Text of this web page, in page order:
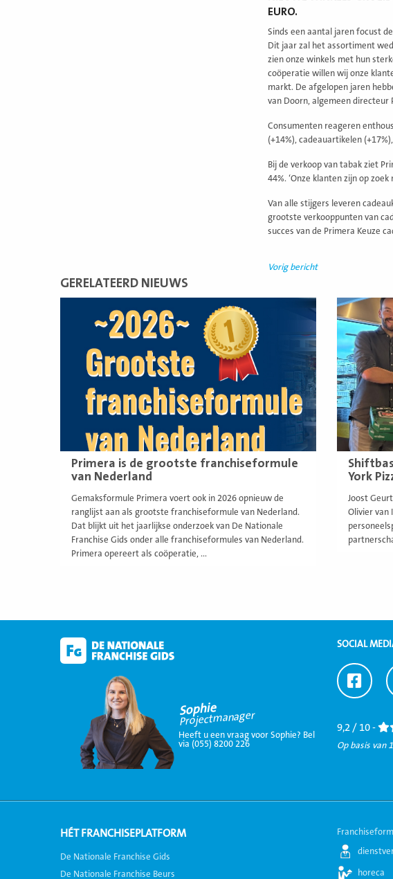
EURO.
Sinds een aantal jaren focust
Dit jaar zal het assortiment
zien onze winkels met hun
coöperatie willen wij onze
markt. De afgelopen jaren
van Doorn, algemeen directeur
Consumenten reageren
(+14%), cadeauartikelen
Bij de verkoop van tabak ziet
44%. ‘Onze klanten zijn op
Van alle stijgers leveren
grootste verkooppunten van
succes van de Primera Keuze
Vorig bericht
GERELATEERD NIEUWS
Primera is de grootste franchiseformule
van Nederland
Gemaksformule Primera voert ook in 2026 opnieuw de
ranglijst aan als grootste franchiseformule van Nederland.
Dat blijkt uit het jaarlijkse onderzoek van De Nationale
Franchise Gids onder alle franchiseformules van Nederland.
Primera opereert als coöperatie, ...
York
Joost
Olivier van
Lees
meer
Sophie
Projectmanager
Heeft u een vraag voor Sophie? Bel
via (055) 8200 226
SOCIAL
Ga
naar
9,2 / 10 -
Op basis van
HÉT FRANCHISEPLATFORM
De Nationale Franchise Gids
De Nationale Franchise Beurs
horeca